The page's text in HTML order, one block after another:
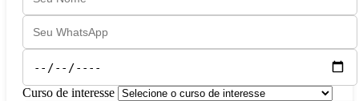
Curso de interesse